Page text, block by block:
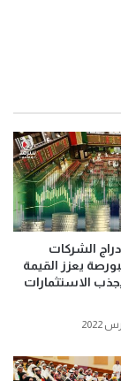
الشركات
يعزز القيمة
الاستثمارات